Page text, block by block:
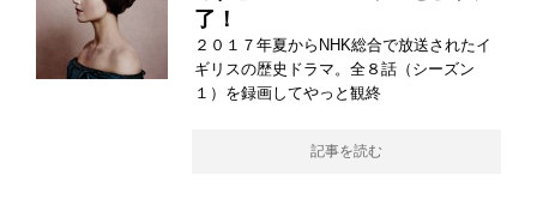
了！
２０１７年夏からNHK総合で放送されたイ
ギリスの歴史ドラマ。全８話（シーズン
１）を録画してやっと観終
記事を読む